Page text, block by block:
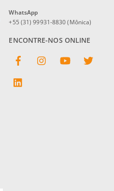
WhatsApp
+55 (31) 99931-8830 (Mônica)
ENCONTRE-NOS ONLINE